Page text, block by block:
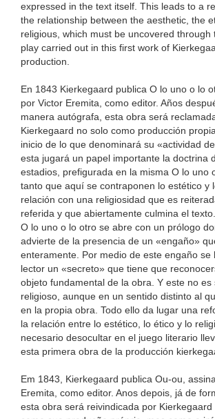
expressed in the text itself. This leads to a
the relationship between the aesthetic, the
religious, which must be uncovered through
play carried out in this first work of
production.
En 1843 Kierkegaard publica O lo uno o lo
por Victor Eremita, como editor. Años
manera autógrafa, esta obra será
Kierkegaard no solo como producción
inicio de lo que denominará su «actividad
esta jugará un papel importante la doctrina
estadios, prefigurada en la misma O lo uno
tanto que aquí se contraponen lo estético y
relación con una religiosidad que es
referida y que abiertamente culmina el
O lo uno o lo otro se abre con un prólogo
advierte de la presencia de un «engaño»
enteramente. Por medio de este engaño se
lector un «secreto» que tiene que
objeto fundamental de la obra. Y este no es
religioso, aunque en un sentido distinto al
en la propia obra. Todo ello da lugar una
la relación entre lo estético, lo ético y lo
necesario desocultar en el juego literario
esta primera obra de la producción
Em 1843, Kierkegaard publica Ou-ou,
Eremita, como editor. Anos depois, já de
esta obra será reivindicada por